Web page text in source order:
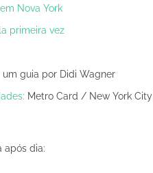
Nova York
primeira vez
um guia por Didi Wagner
Metro Card / New York
após dia: